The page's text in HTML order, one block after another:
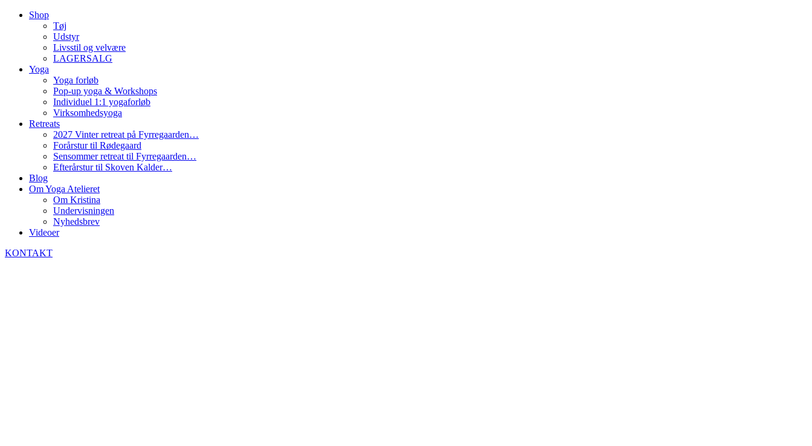
Shop
Tøj
Udstyr
Livsstil og velvære
LAGERSALG
Yoga
Yoga forløb
Pop-up yoga & Workshops
Individuel 1:1 yogaforløb
Virksomhedsyoga
Retreats
2027 Vinter retreat på Fyrregaarden…
Forårstur til Rødegaard
Sensommer retreat til Fyrregaarden…
Efterårstur til Skoven Kalder…
Blog
Om Yoga Atelieret
Om Kristina
Undervisningen
Nyhedsbrev
Videoer
KONTAKT